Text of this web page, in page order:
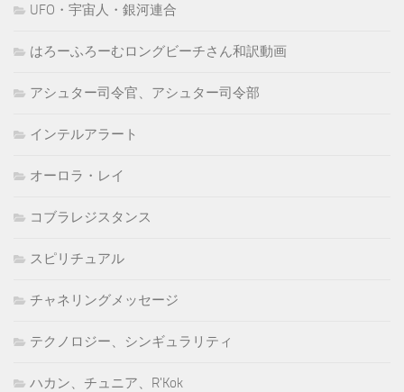
UFO・宇宙人・銀河連合
はろーふろーむロングビーチさん和訳動画
アシュター司令官、アシュター司令部
インテルアラート
オーロラ・レイ
コブラレジスタンス
スピリチュアル
チャネリングメッセージ
テクノロジー、シンギュラリティ
ハカン、チュニア、R'Kok